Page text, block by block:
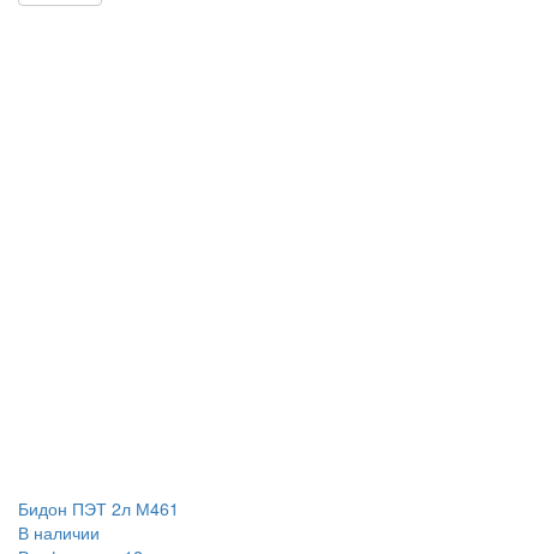
Бидон ПЭТ 2л М461
В наличии